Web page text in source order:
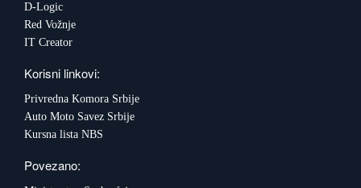
D-Logic
Red Vožnje
IT Creator
Korisni linkovi:
Privredna Komora Srbije
Auto Moto Savez Srbije
Kursna lista NBS
Povezano: